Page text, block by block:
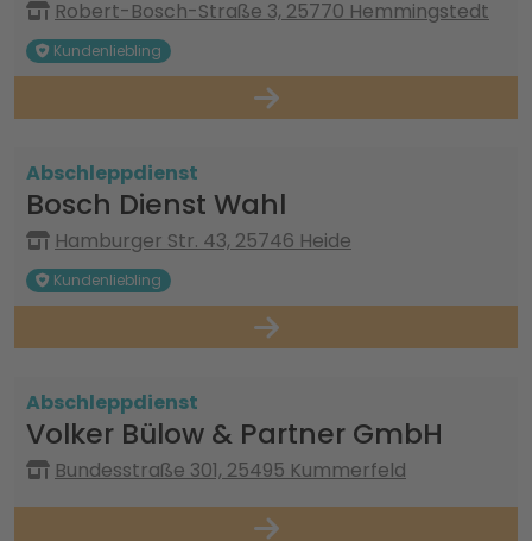
Robert-Bosch-Straße 3, 25770 Hemmingstedt
Kundenliebling
Abschleppdienst
Bosch Dienst Wahl
Hamburger Str. 43, 25746 Heide
Kundenliebling
Abschleppdienst
Volker Bülow & Partner GmbH
Bundesstraße 301, 25495 Kummerfeld